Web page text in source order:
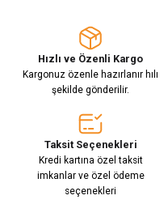
Hızlı ve Özenli Kargo
Kargonuz özenle hazırlanır hılı
şekilde gönderilir.
Taksit Seçenekleri
Kredi kartına özel taksit
imkanlar ve özel ödeme
seçenekleri